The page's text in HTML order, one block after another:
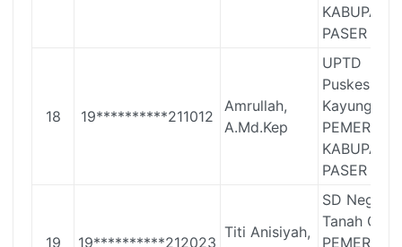
PASER
18 19**********211012
Amrullah,
A.Md.Kep
UPTD
Puskesmas
Kayungo
PASER
19 19**********212023
Titi Anisiyah,
SD Negeri
Tanah